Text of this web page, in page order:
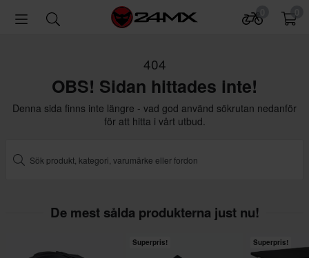
404
OBS! Sidan hittades inte!
Denna sida finns inte längre - vad god använd sökrutan nedanför
för att hitta i vårt utbud.
De mest sålda produkterna just nu!
Superpris! Superpris!